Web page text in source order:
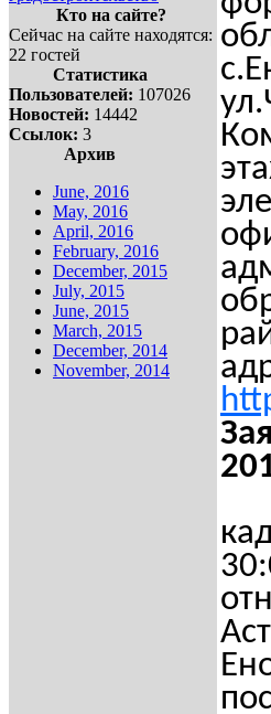
Кто на сайте?
Сейчас на сайте находятся:
22 гостей
Статистика
Пользователей: 107026
Новостей: 14442
Ссылок: 3
Архив
June, 2016
May, 2016
April, 2016
February, 2016
December, 2015
July, 2015
June, 2015
March, 2015
December, 2014
November, 2014